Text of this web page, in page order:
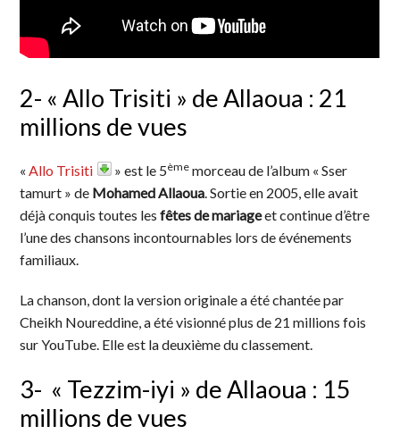
2- « Allo Trisiti » de Allaoua : 21
millions de vues
«Allo Trisiti » est le 5ème morceau de l’album « Sser
tamurt » de Mohamed Allaoua. Sortie en 2005, elle avait
déjà conquis toutes lesfêtes de mariageet continue d’être
l’une des chansons incontournables lors de événements
familiaux.
La chanson, dont la version originale a été chantée par
Cheikh Noureddine, a été visionné plus de 21 millions fois
sur YouTube. Elle est la deuxième du classement.
3- « Tezzim-iyi » de Allaoua : 15
millions de vues